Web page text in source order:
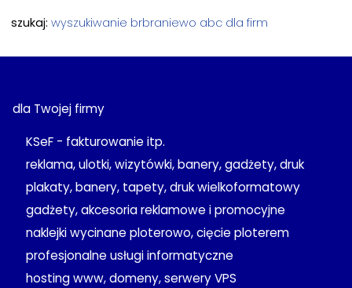
szukaj:wyszukiwanie brbraniewo abc dla firm
dla Twojej firmy
KSeF - fakturowanie itp.
reklama, ulotki, wizytówki, banery, gadżety, druk
plakaty, banery, tapety, druk wielkoformatowy
gadżety, akcesoria reklamowe i promocyjne
naklejki wycinane ploterowo, cięcie ploterem
profesjonalne usługi informatyczne
hosting www, domeny, serwery VPS